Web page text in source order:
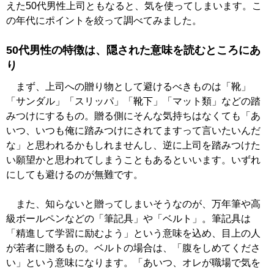
えた50代男性上司ともなると、気を使ってしまいます。こ
の年代にポイントを絞って調べてみました。
50代男性の特徴は、隠された意味を読むところにあ
り
まず、上司への贈り物として避けるべきものは「靴」
「サンダル」「スリッパ」「靴下」「マット類」などの踏
みつけにするもの。贈る側にそんな気持ちはなくても「あ
いつ、いつも俺に踏みつけにされてますって言いたいんだ
な」と思われるかもしれませんし、逆に上司を踏みつけた
い願望かと思われてしまうこともあるといいます。いずれ
にしても避けるのが無難です。
また、知らないと贈ってしまいそうなのが、万年筆や高
級ボールペンなどの「筆記具」や「ベルト」。筆記具は
「精進して学習に励むよう」という意味を込め、目上の人
が若者に贈るもの。ベルトの場合は、「腹をしめてくださ
い」という意味になります。「あいつ、オレが職場で気を